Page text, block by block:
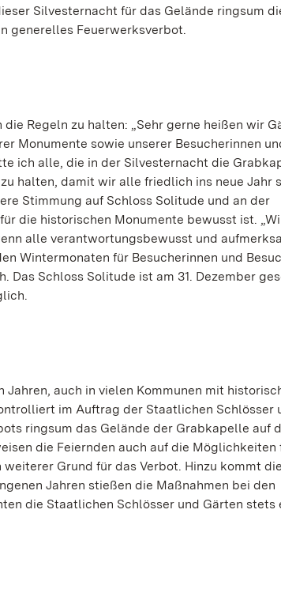
Silvesternacht für das Gelände ringsum
generelles Feuerwerksverbot.
Regeln zu halten: „Sehr gerne heißen wir
Monumente sowie unserer Besucherinnen
ich alle, die in der Silvesternacht die
halten, damit wir alle friedlich ins neue Jahr
Stimmung auf Schloss Solitude und an der
die historischen Monumente bewusst ist.
alle verantwortungsbewusst und
Wintermonaten für Besucherinnen und
Schloss Solitude ist am 31. Dezember
auch in vielen Kommunen mit
im Auftrag der Staatlichen Schlösser
ringsum das Gelände der Grabkapelle auf
die Feiernden auch auf die Möglichkeiten
Grund für das Verbot. Hinzu kommt
Jahren stießen die Maßnahmen bei den
die Staatlichen Schlösser und Gärten stets